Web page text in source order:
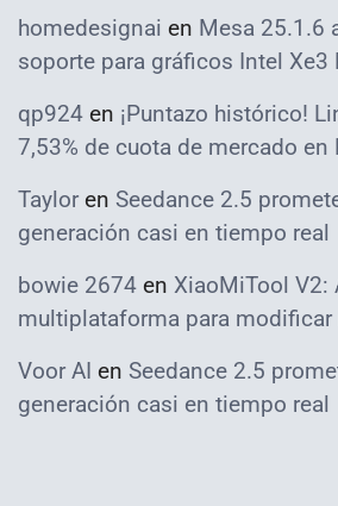
homedesignai en Mesa 25.1.6
soporte para gráficos Intel Xe3
qp924 en ¡Puntazo histórico!
7,53% de cuota de mercado en
Taylor en Seedance 2.5
generación casi en tiempo real
bowie 2674 en XiaoMiTool V2:
multiplataforma para
Voor AI en Seedance 2.5
generación casi en tiempo real